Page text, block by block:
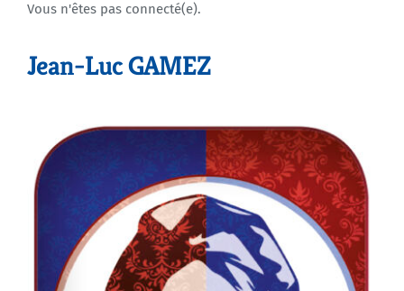
Agenda
Vous n'êtes pas connecté(e).
Jean-Luc GAMEZ